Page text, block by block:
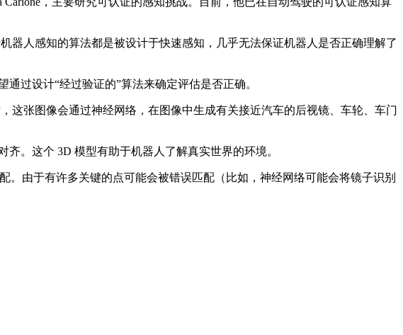
人感知的算法都是被设计于快速感知，几乎无法保证机器人是否正确理解了
过设计“经过验证的”算法来确定评估是否正确。
张图像会通过神经网络，在图像中生成有关接近汽车的后视镜、车轮、车门
。这个 3D 模型有助于机器人了解真实世界的环境。
由于有许多关键的点可能会被错误匹配（比如，神经网络可能会将镜子识别